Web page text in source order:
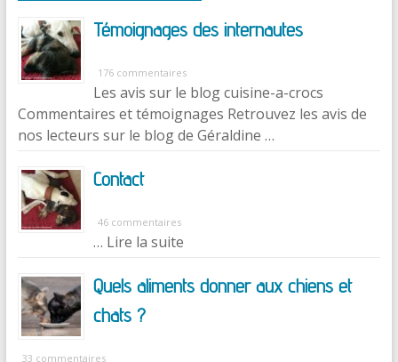
Témoignages des internautes
176 commentaires
Les avis sur le blog cuisine-a-crocs
Commentaires et témoignages Retrouvez les avis de
nos lecteurs sur le blog de Géraldine …
Contact
46 commentaires
… Lire la suite
Quels aliments donner aux chiens et
chats ?
33 commentaires